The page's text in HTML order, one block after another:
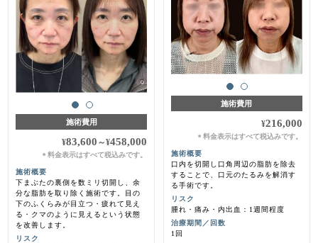
施術費用
¥83,600 ～¥458,000
＊料金表示はすべて税込みです。
施術概要
下まぶたの裏側を数ミリ切開し、余
分な脂肪を取り除く施術です。目の
下のふくらみが目立つ・疲れて見え
る・クマのように見えるという状態
を改善します。
リスク
施術費用
¥216,000
＊ 料金表示はすべて税込みです。
施術概要
口内を切開し口角周辺の脂肪を除去
することで、口元のたるみを解消す
る手術です。
リスク
腫れ・痛み・内出血：1週間程度
治療期間／回数
1回